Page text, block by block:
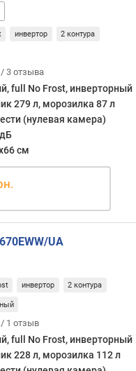
инвертор 2 контура
/3 отзыва
full No Frost, инверторный
279 л, морозилка 87 л
(нулевая камера)
см
UA
инвертор 2 контура
/ 1 отзыв
full No Frost, инверторный
228 л, морозилка 112 л